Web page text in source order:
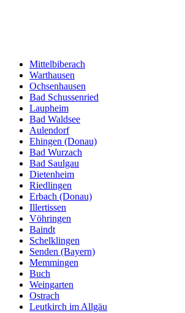
Mittelbiberach
Warthausen
Ochsenhausen
Bad Schussenried
Laupheim
Bad Waldsee
Aulendorf
Ehingen (Donau)
Bad Wurzach
Bad Saulgau
Dietenheim
Riedlingen
Erbach (Donau)
Illertissen
Vöhringen
Baindt
Schelklingen
Senden (Bayern)
Memmingen
Buch
Weingarten
Ostrach
Leutkirch im Allgäu